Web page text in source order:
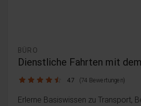
BÜRO
Dienstliche Fahrten mit
4.7 / 5 4.7 (74 Bewertungen)
Erlerne Basiswissen zu Transport,